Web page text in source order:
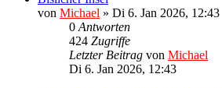
von Michael » Di 6. Jan 2026, 12:43
0 Antworten
424 Zugriffe
Letzter Beitrag von Michael
Di 6. Jan 2026, 12:43